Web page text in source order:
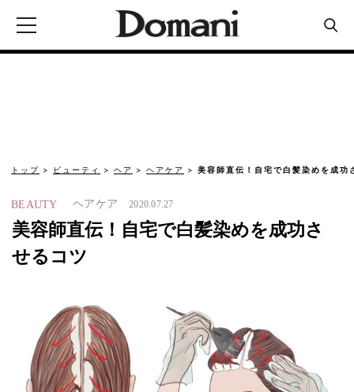
トップ ビューティ ヘア ヘアケア 美容師直伝！自宅で白髪染めを成功
BEAUTY ヘアケア 2020.07.27
美容師直伝！自宅で白髪染めを成功さ
せるコツ